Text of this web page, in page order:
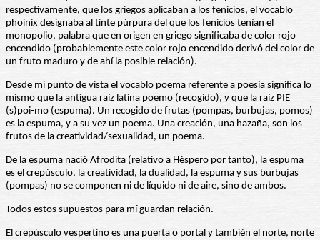
respectivamente, que los griegos aplicaban a los fenicios, el vocablo
phoinix designaba al tinte púrpura del que los fenicios tenían el
monopolio, palabra que en origen en griego significaba de color rojo
encendido (probablemente este color rojo encendido derivó del color de
un fruto maduro y de ahí la posible relación).
Desde mi punto de vista el vocablo poema referente a poesía significa lo
mismo que la antigua raíz latina poemo (recogido), y que la raíz PIE
(s)poi-mo (espuma). Un recogido de frutas (pompas, burbujas, pomos)
es la espuma, y a su vez un poema. Una creación, una hazaña, son los
frutos de la creatividad/sexualidad, un poema.
De la espuma nació Afrodita (relativo a Héspero por tanto), la espuma
es el crepúsculo, la creatividad, la dualidad, la espuma y sus burbujas
(pompas) no se componen ni de líquido ni de aire, sino de ambos.
Todos estos supuestos para mí guardan relación.
El crepúsculo vespertino es una puerta o portal y también el norte, norte